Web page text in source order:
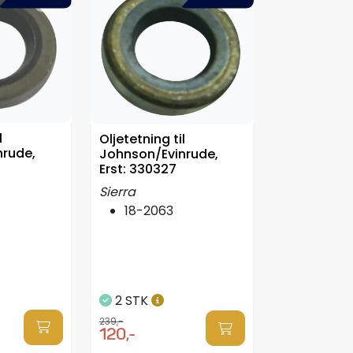
Oljetetning til
Johnson/Evinrude,
Erst: 330327
Sierra
18-2063
2 STK
239,-
120,-